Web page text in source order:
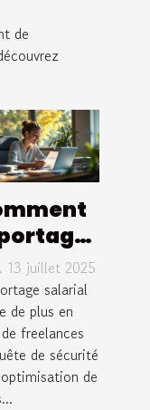
de
vos
de
?
13 juillet 2025
salarial
de plus en
freelances
de sécurité
de